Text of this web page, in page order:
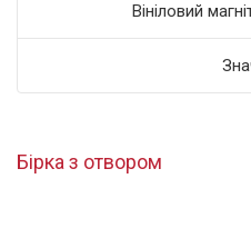
Вініловий
Бірка з отвором